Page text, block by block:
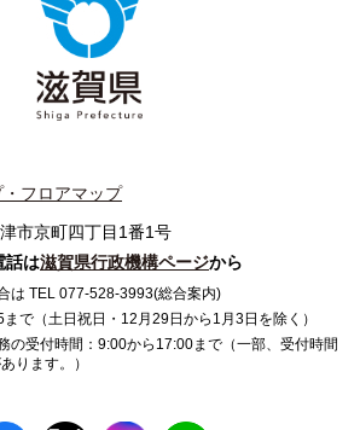
フロアマップ
市京町四丁目1番1号
話は滋賀県行政機構ページから
は TEL 077-528-3993(総合案内)
で（土日祝日・12月29日から1月3日を除く）
の受付時間：9:00から17:00まで（一部、受付時間
ります。）